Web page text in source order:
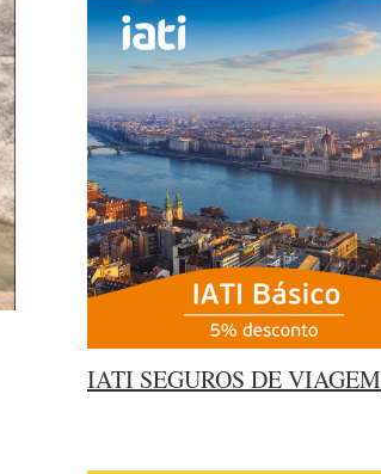
IATI SEGUROS DE VIAGEM